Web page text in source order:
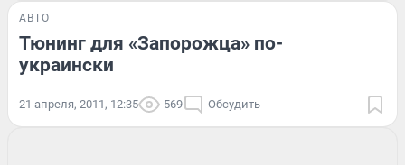
АВТО
Тюнинг для «Запорожца» по-
украински
21 апреля, 2011, 12:35 569 Обсудить